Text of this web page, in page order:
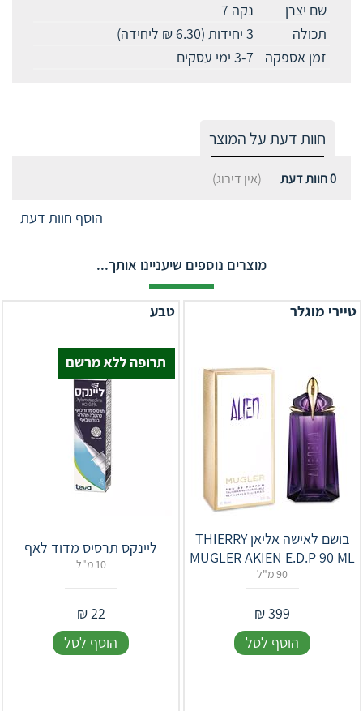
שם יצרן
נקה 7
תכולה
3 יחידות (6.30 ₪ ליחידה)
זמן אספקה
3-7 ימי עסקים
חוות דעת על המוצר
0חוות דעת (אין דירוג)
הוסף חוות דעת
מוצרים נוספים שיעניינו אותך...
טיירי מוגלר
בושם לאישה אליאן THIERRY
MUGLER AKIEN E.D.P 90 ML
90 מ"ל
399
₪
הוסף לסל
טבע
ליינקס תרסיס מדוד לאף
10 מ"ל
22
₪
הוסף לסל